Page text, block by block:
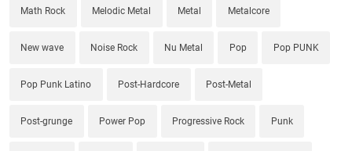
Math Rock Melodic Metal Metal Metalcore
New wave Noise Rock Nu Metal Pop Pop PUNK
Pop Punk Latino Post-Hardcore Post-Metal
Post-grunge Power Pop Progressive Rock Punk